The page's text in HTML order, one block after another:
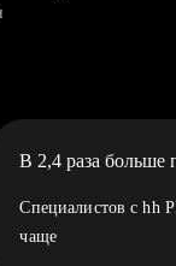
В 2,4 раза больше
Специалистов с hh
чаще